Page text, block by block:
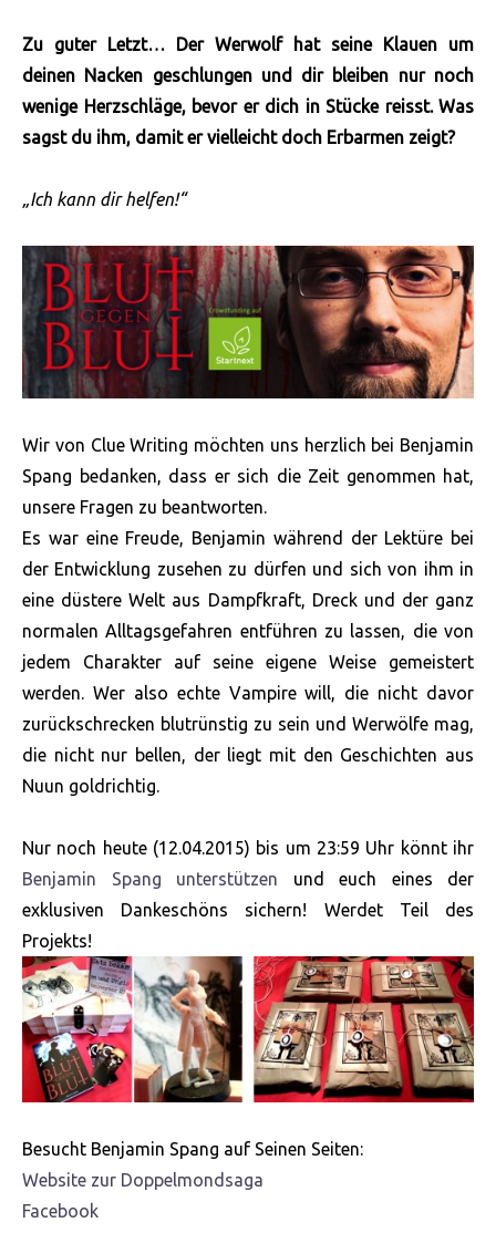
Zu guter Letzt… Der Werwolf hat seine Klauen um
deinen Nacken geschlungen und dir bleiben nur noch
wenige Herzschläge, bevor er dich in Stücke reisst. Was
sagst du ihm, damit er vielleicht doch Erbarmen zeigt?
„Ich kann dir helfen!“
Wir von Clue Writing möchten uns herzlich bei Benjamin
Spang bedanken, dass er sich die Zeit genommen hat,
unsere Fragen zu beantworten.
Es war eine Freude, Benjamin während der Lektüre bei
der Entwicklung zusehen zu dürfen und sich von ihm in
eine düstere Welt aus Dampfkraft, Dreck und der ganz
normalen Alltagsgefahren entführen zu lassen, die von
jedem Charakter auf seine eigene Weise gemeistert
werden. Wer also echte Vampire will, die nicht davor
zurückschrecken blutrünstig zu sein und Werwölfe mag,
die nicht nur bellen, der liegt mit den Geschichten aus
Nuun goldrichtig.
Nur noch heute (12.04.2015) bis um 23:59 Uhr könnt ihr
Benjamin Spang unterstützen und euch eines der
exklusiven Dankeschöns sichern! Werdet Teil des
Projekts!
Besucht Benjamin Spang auf Seinen Seiten:
Website zur Doppelmondsaga
Facebook